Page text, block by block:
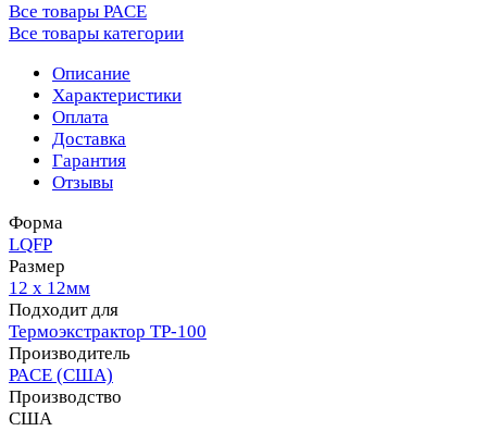
Все товары PACE
Все товары категории
Описание
Характеристики
Оплата
Доставка
Гарантия
Отзывы
Форма
LQFP
Размер
12 x 12мм
Подходит для
Термоэкстрактор TP-100
Производитель
PACE (США)
Производство
США